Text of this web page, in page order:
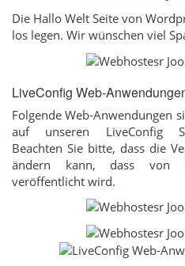
Die Hallo Welt Seite von
los legen. Wir wünschen viel
LiveConfig Web-
Folgende Web-Anwendungen
auf unseren LiveConfig
Beachten Sie bitte, dass die
ändern kann, dass von
veröffentlicht wird.